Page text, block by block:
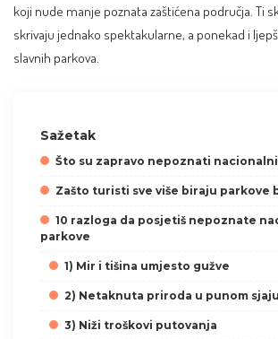
koji nude manje poznata zaštićena područja. Ti
skrivaju jednako spektakularne, a ponekad i
slavnih parkova.
Sažetak
Što su zapravo nepoznati
Zašto turisti sve više biraju parkove
10 razloga da posjetiš nepoznate
parkove
1) Mir i tišina umjesto gužve
2) Netaknuta priroda u punom sjaju
3) Niži troškovi putovanja